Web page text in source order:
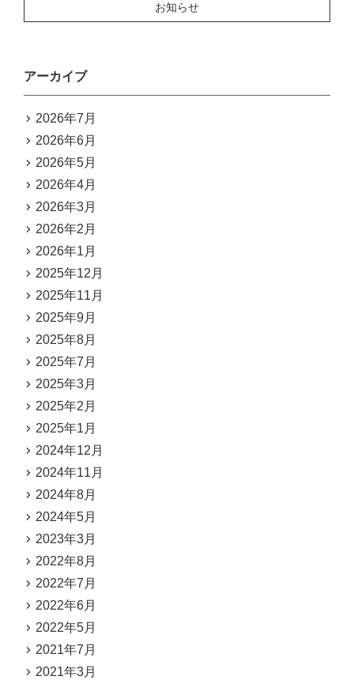
お知らせ
アーカイブ
2026年7月
2026年6月
2026年5月
2026年4月
2026年3月
2026年2月
2026年1月
2025年12月
2025年11月
2025年9月
2025年8月
2025年7月
2025年3月
2025年2月
2025年1月
2024年12月
2024年11月
2024年8月
2024年5月
2023年3月
2022年8月
2022年7月
2022年6月
2022年5月
2021年7月
2021年3月